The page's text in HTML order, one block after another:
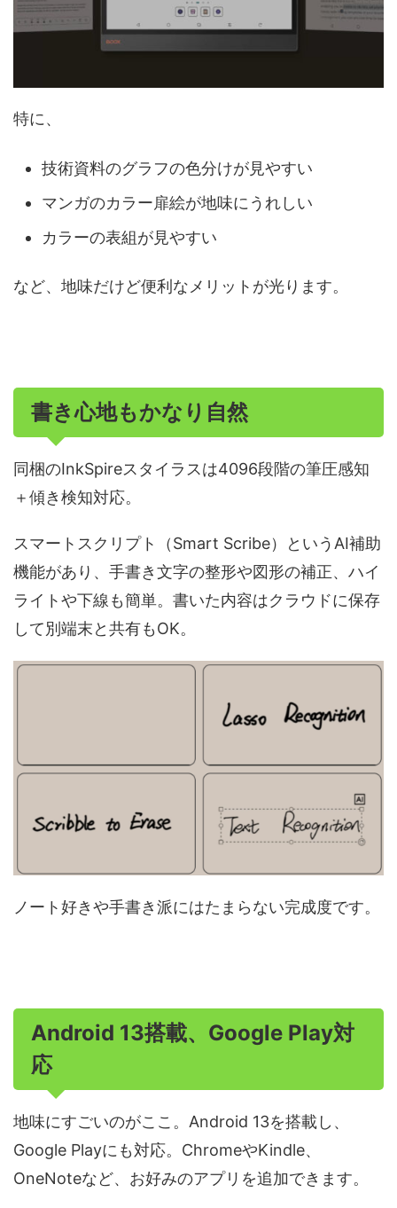
特に、
技術資料のグラフの色分けが見やすい
マンガのカラー扉絵が地味にうれしい
カラーの表組が見やすい
など、地味だけど便利なメリットが光ります。
書き心地もかなり自然
同梱のInkSpireスタイラスは4096段階の筆圧感知
＋傾き検知対応。
スマートスクリプト（Smart Scribe）というAI補助
機能があり、手書き文字の整形や図形の補正、ハイ
ライトや下線も簡単。書いた内容はクラウドに保存
して別端末と共有もOK。
ノート好きや手書き派にはたまらない完成度です。
Android 13搭載、Google Play対
応
地味にすごいのがここ。Android 13を搭載し、
Google Playにも対応。ChromeやKindle、
OneNoteなど、お好みのアプリを追加できます。